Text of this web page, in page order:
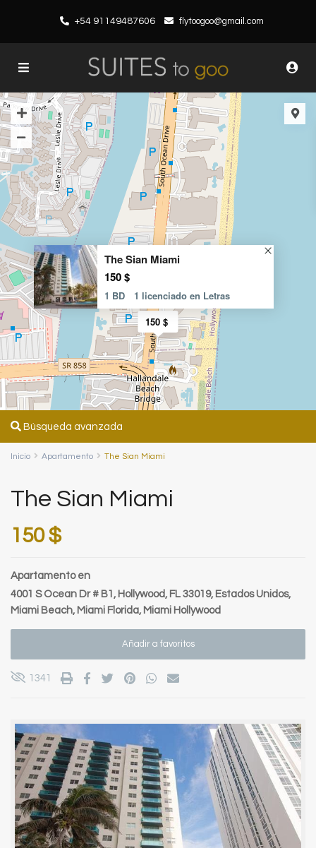
+54 91149487606 flytoogoo@gmail.com
150 $
The Sian Miami
150 $
1 BD 1 licenciado en Letras
Búsqueda avanzada
Inicio Apartamento The Sian Miami
The Sian Miami
150 $
Apartamentoen
4001 S Ocean Dr # B1, Hollywood, FL 33019, Estados Unidos,
Miami Beach, Miami Florida, Miami Hollywood
Añadir a favoritos
1341